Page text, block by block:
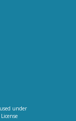
used under